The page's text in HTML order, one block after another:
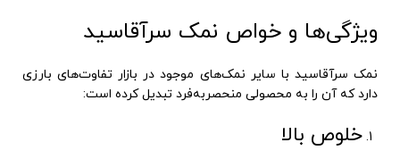
ویژگی‌ها و خواص نمک سرآقاسید
نمک سرآقاسید با سایر نمک‌های موجود در بازار تفاوت‌های بارزی
دارد که آن را به محصولی منحصر‌به‌فرد تبدیل کرده است:
خلوص بالا